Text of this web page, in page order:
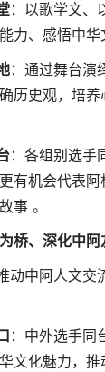
：以歌学文、
力、感悟中华
：通过舞台演
历史观，培
：各组别选手
有机会代表阿
事 。
桥、深化中阿
动中阿人文交
：中外选手同
文化魅力，